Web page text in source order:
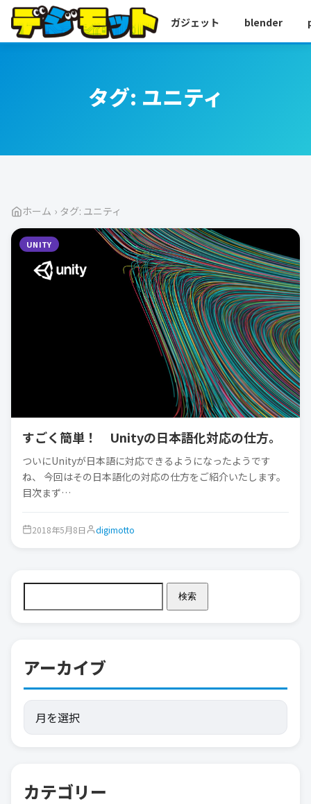
ガジェット blender
タグ: ユニティ
ホーム › タグ: ユニティ
UNITY
すごく簡単！ Unityの日本語化対応の仕方。
ついにUnityが日本語に対応できるようになったようです
ね、 今回はその日本語化の対応の仕方をご紹介いたします。
目次まず…
2018年5月8日 digimotto
検索
アーカイブ
カテゴリー